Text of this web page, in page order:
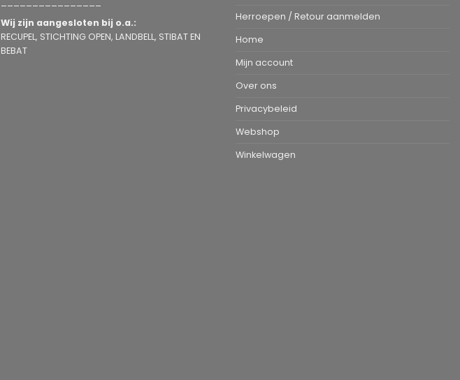
Wij zijn aangesloten bij o.a.:
RECUPEL, STICHTING OPEN, LANDBELL, STIBAT EN
BEBAT
Herroepen / Retour aanmelden
Home
Mijn account
Over ons
Privacybeleid
Webshop
Winkelwagen